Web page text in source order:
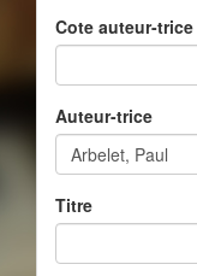
Cote auteur-trice
Auteur-trice
Titre